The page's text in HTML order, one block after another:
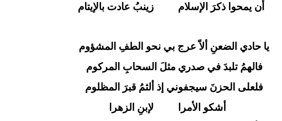
أن يمحوا ذكرَ الإسلام
زينبُ عادت بالإيتام
يا حادي الضعنِ ألاّ عرج بي نحو الطفِ المشؤوم
فالهمُ تلبدَ في صدري مثلَ السحابِ المركوم
فلعلى الحزنَ سيجفوني إذ ألثمُ قبرَ المظلوم
أشكو الأمرا
لإبنِ الزهرا